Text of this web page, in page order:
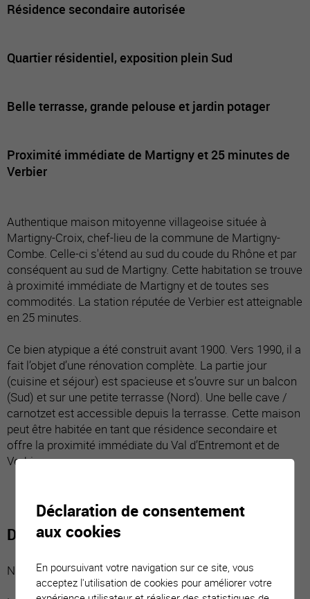
Résidence secondaire autorisée
Quartier résidentiel, exposition plein Sud
Belle terrasse, grande pelouse et jardin potager
Proximité immédiate de Martigny et 25 minutes de
Verbier
Authentique maison mitoyenne villageoise située à
Martigny-Croix, chef-lieu de la commune de Martigny-
Combe. Celle-ci s'étend au sud du coude du Rhône et par
conséquent au sud de Martigny. Cette habitation se trouve
à proximité immédiate de Martigny et de toutes ses
commodités. La station réputée de Verbier est atteignable
en 25 minutes.
Ce bien atypique a été construit avant 1900. Vers 1990, il a
fait l’objet d’une rénovation complète. La partie jour
(cuisine et séjour) est spacieuse et s’ouvre sur un balcon
(Sud) et sur une petite terrasse (Nord). Une belle cave /
carnotzet est accessible depuis la terrasse. Cette maison
peut être habitée en tant que résidence secondaire et
offre la proximité immédiate du Val d’Entremont et de
Verbier.
Distribution du bien
Niveau inférieur, deux espaces distincts :
Déclaration de consentement
aux cookies
En poursuivant votre navigation sur ce site, vous
acceptez l'utilisation de cookies pour améliorer votre